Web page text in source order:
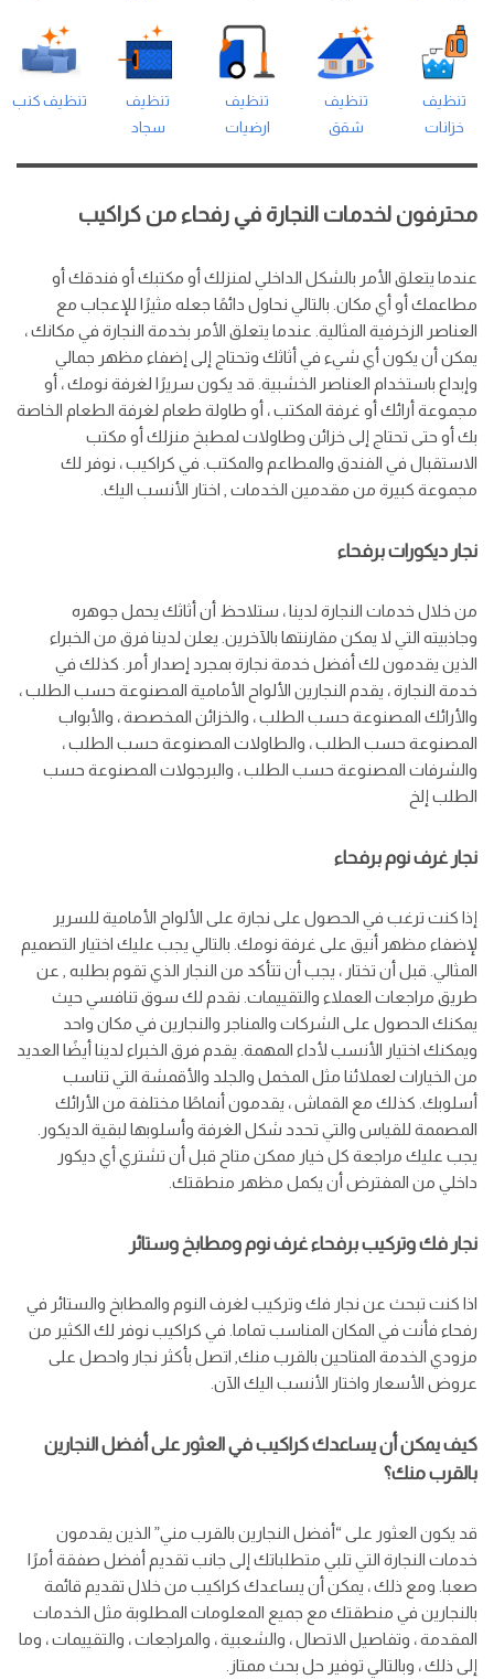
تنظيف
خزانات
تنظيف
شقق
تنظيف
ارضيات
تنظيف
سجاد
تنظيف كنب
محترفون لخدمات النجارة في رفحاء من كراكيب
عندما يتعلق الأمر بالشكل الداخلي لمنزلك أو مكتبك أو فندقك أو
مطاعمك أو أي مكان. بالتالي نحاول دائمًا جعله مثيرًا للإعجاب مع
العناصر الزخرفية المثالية. عندما يتعلق الأمر بخدمة النجارة في مكانك ،
يمكن أن يكون أي شيء في أثاثك وتحتاج إلى إضفاء مظهر جمالي
وإبداع باستخدام العناصر الخشبية. قد يكون سريرًا لغرفة نومك ، أو
مجموعة أرائك أو غرفة المكتب ، أو طاولة طعام لغرفة الطعام الخاصة
بك أو حتى تحتاج إلى خزائن وطاولات لمطبخ منزلك أو مكتب
الاستقبال في الفندق والمطاعم والمكتب. في كراكيب ، نوفر لك
مجموعة كبيرة من مقدمين الخدمات , اختار الأنسب اليك.
نجار ديكورات برفحاء
من خلال خدمات النجارة لدينا ، ستلاحظ أن أثاثك يحمل جوهره
وجاذبيته التي لا يمكن مقارنتها بالآخرين. يعلن لدينا فرق من الخبراء
الذين يقدمون لك أفضل خدمة نجارة بمجرد إصدار أمر. كذلك في
خدمة النجارة ، يقدم النجارين الألواح الأمامية المصنوعة حسب الطلب ،
والأرائك المصنوعة حسب الطلب ، والخزائن المخصصة ، والأبواب
المصنوعة حسب الطلب ، والطاولات المصنوعة حسب الطلب ،
والشرفات المصنوعة حسب الطلب ، والبرجولات المصنوعة حسب
الطلب إلخ
نجار غرف نوم برفحاء
إذا كنت ترغب في الحصول على نجارة على الألواح الأمامية للسرير
لإضفاء مظهر أنيق على غرفة نومك. بالتالي يجب عليك اختيار التصميم
المثالي. قبل أن تختار ، يجب أن تتأكد من النجار الذي تقوم بطلبه , عن
طريق مراجعات العملاء والتقييمات. نقدم لك سوق تنافسي حيث
يمكنك الحصول على الشركات والمناجر والنجارين في مكان واحد
ويمكنك اختيار الأنسب لأداء المهمة. يقدم فرق الخبراء لدينا أيضًا العديد
من الخيارات لعملائنا مثل المخمل والجلد والأقمشة التي تناسب
أسلوبك. كذلك مع القماش ، يقدمون أنماطًا مختلفة من الأرائك
المصممة للقياس والتي تحدد شكل الغرفة وأسلوبها لبقية الديكور.
يجب عليك مراجعة كل خيار ممكن متاح قبل أن تشتري أي ديكور
داخلي من المفترض أن يكمل مظهر منطقتك.
نجار فك وتركيب برفحاء غرف نوم ومطابخ وستائر
اذا كنت تبحث عن نجار فك وتركيب لغرف النوم والمطابخ والستائر في
رفحاء فأنت في المكان المناسب تماما. في كراكيب نوفر لك الكثير من
مزودي الخدمة المتاحين بالقرب منك, اتصل بأكثر نجار واحصل على
عروض الأسعار واختار الأنسب اليك الآن.
كيف يمكن أن يساعدك كراكيب في العثور على أفضل النجارين
بالقرب منك؟
قد يكون العثور على “أفضل النجارين بالقرب مني” الذين يقدمون
خدمات النجارة التي تلبي متطلباتك إلى جانب تقديم أفضل صفقة أمرًا
صعبا. ومع ذلك ، يمكن أن يساعدك كراكيب من خلال تقديم قائمة
بالنجارين في منطقتك مع جميع المعلومات المطلوبة مثل الخدمات
المقدمة ، وتفاصيل الاتصال ، والشعبية ، والمراجعات ، والتقييمات ، وما
إلى ذلك ، وبالتالي توفير حل بحث ممتاز.